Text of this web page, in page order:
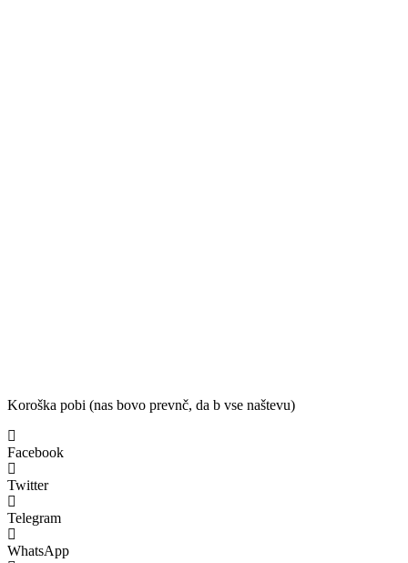
Koroška pobi (nas bovo prevnč, da b vse naštevu)
Facebook
Twitter
Telegram
WhatsApp